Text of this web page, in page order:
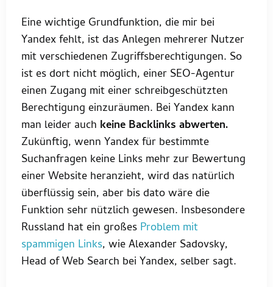
Eine wichtige Grundfunktion, die mir bei
Yandex fehlt, ist das Anlegen mehrerer Nutzer
mit verschiedenen Zugriffsberechtigungen. So
ist es dort nicht möglich, einer SEO-Agentur
einen Zugang mit einer schreibgeschützten
Berechtigung einzuräumen. Bei Yandex kann
man leider auch keine Backlinks abwerten.
Zukünftig, wenn Yandex für bestimmte
Suchanfragen keine Links mehr zur Bewertung
einer Website heranzieht, wird das natürlich
überflüssig sein, aber bis dato wäre die
Funktion sehr nützlich gewesen. Insbesondere
Russland hat ein großes Problem mit
spammigen Links, wie Alexander Sadovsky,
Head of Web Search bei Yandex, selber sagt.